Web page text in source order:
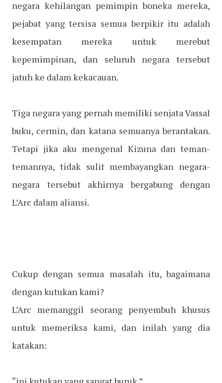
negara kehilangan pemimpin boneka mereka,
pejabat yang tersisa semua berpikir itu adalah
kesempatan mereka untuk merebut
kepemimpinan, dan seluruh negara tersebut
jatuh ke dalam kekacauan.
Tiga negara yang pernah memiliki senjata Vassal
buku, cermin, dan katana semuanya berantakan.
Tetapi jika aku mengenal Kizuna dan teman-
temannya, tidak sulit membayangkan negara-
negara tersebut akhirnya bergabung dengan
L’Arc dalam aliansi.
Cukup dengan semua masalah itu, bagaimana
dengan kutukan kami?
L’Arc memanggil seorang penyembuh khusus
untuk memeriksa kami, dan inilah yang dia
katakan: